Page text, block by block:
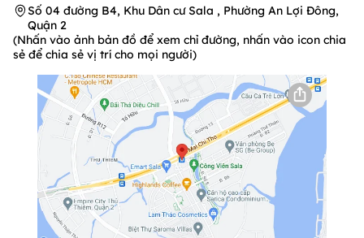
Số 04 đường B4, Khu Dân cư Sala , Phường An Lợi Đông,
Quận 2
(Nhấn vào ảnh bản đồ để xem chỉ đường, nhấn vào icon chia
sẻ để chia sẻ vị trí cho mọi người)